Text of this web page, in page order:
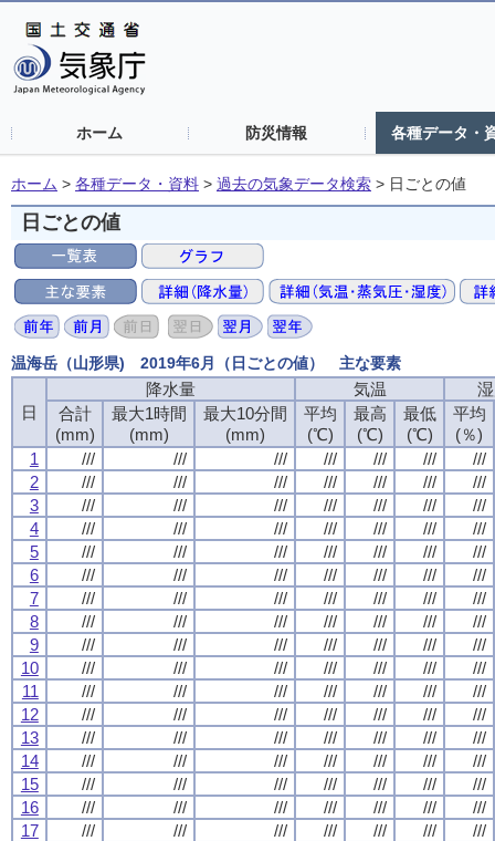
ホーム 防災情報 各種データ・
ホーム > 各種データ・資料 > 過去の気象データ検索 > 日ごとの値
日ごとの値
温海岳（山形県) 2019年6月（日ごとの値） 主な要素
日
降水量 気温
合計
(mm)
最大1時間
(mm)
最大10分間
(mm)
平均
(℃)
最高
(℃)
最低
(℃)
平均
(％)
1
/// /// /// /// /// ///
///
2
/// /// /// /// /// ///
///
3
/// /// /// /// /// ///
///
4
/// /// /// /// /// ///
///
5
/// /// /// /// /// ///
///
6
/// /// /// /// /// ///
///
7
/// /// /// /// /// ///
///
8
/// /// /// /// /// ///
///
9
/// /// /// /// /// ///
///
10
/// /// /// /// /// ///
///
11
/// /// /// /// /// ///
///
12
/// /// /// /// /// ///
///
13
/// /// /// /// /// ///
///
14
/// /// /// /// /// ///
///
15
/// /// /// /// /// ///
///
16
/// /// /// /// /// ///
///
17
/// /// /// /// /// ///
///